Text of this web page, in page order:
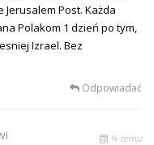
Jerusalem Post. Każda
Polakom 1 dzień po tym,
Izrael. Bez
Odpowiadać
% temu